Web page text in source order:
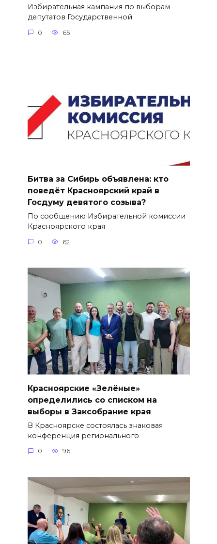
Избирательная кампания по выборам
депутатов Государственной
0 65
Битва за Сибирь объявлена: кто
поведёт Красноярский край в
Госдуму девятого созыва?
По сообщению Избирательной комиссии
Красноярского края
0 62
Красноярские «Зелёные»
определились со списком на
выборы в Заксобрание края
В Красноярске состоялась знаковая
конференция регионального
0 96